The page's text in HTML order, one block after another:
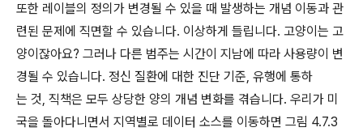
또한 레이블의 정의가 변경될 수 있을 때 발생하는 개념 이동과 관
련된 문제에 직면할 수 있습니다. 이상하게 들립니다. 고양이는 고
양이잖아요? 그러나 다른 범주는 시간이 지남에 따라 사용량이 변
경될 수 있습니다. 정신 질환에 대한 진단 기준, 유행에 통하
는 것, 직책은 모두 상당한 양의 개념 변화를 겪습니다. 우리가 미
국을 돌아다니면서 지역별로 데이터 소스를 이동하면 그림 4.7.3